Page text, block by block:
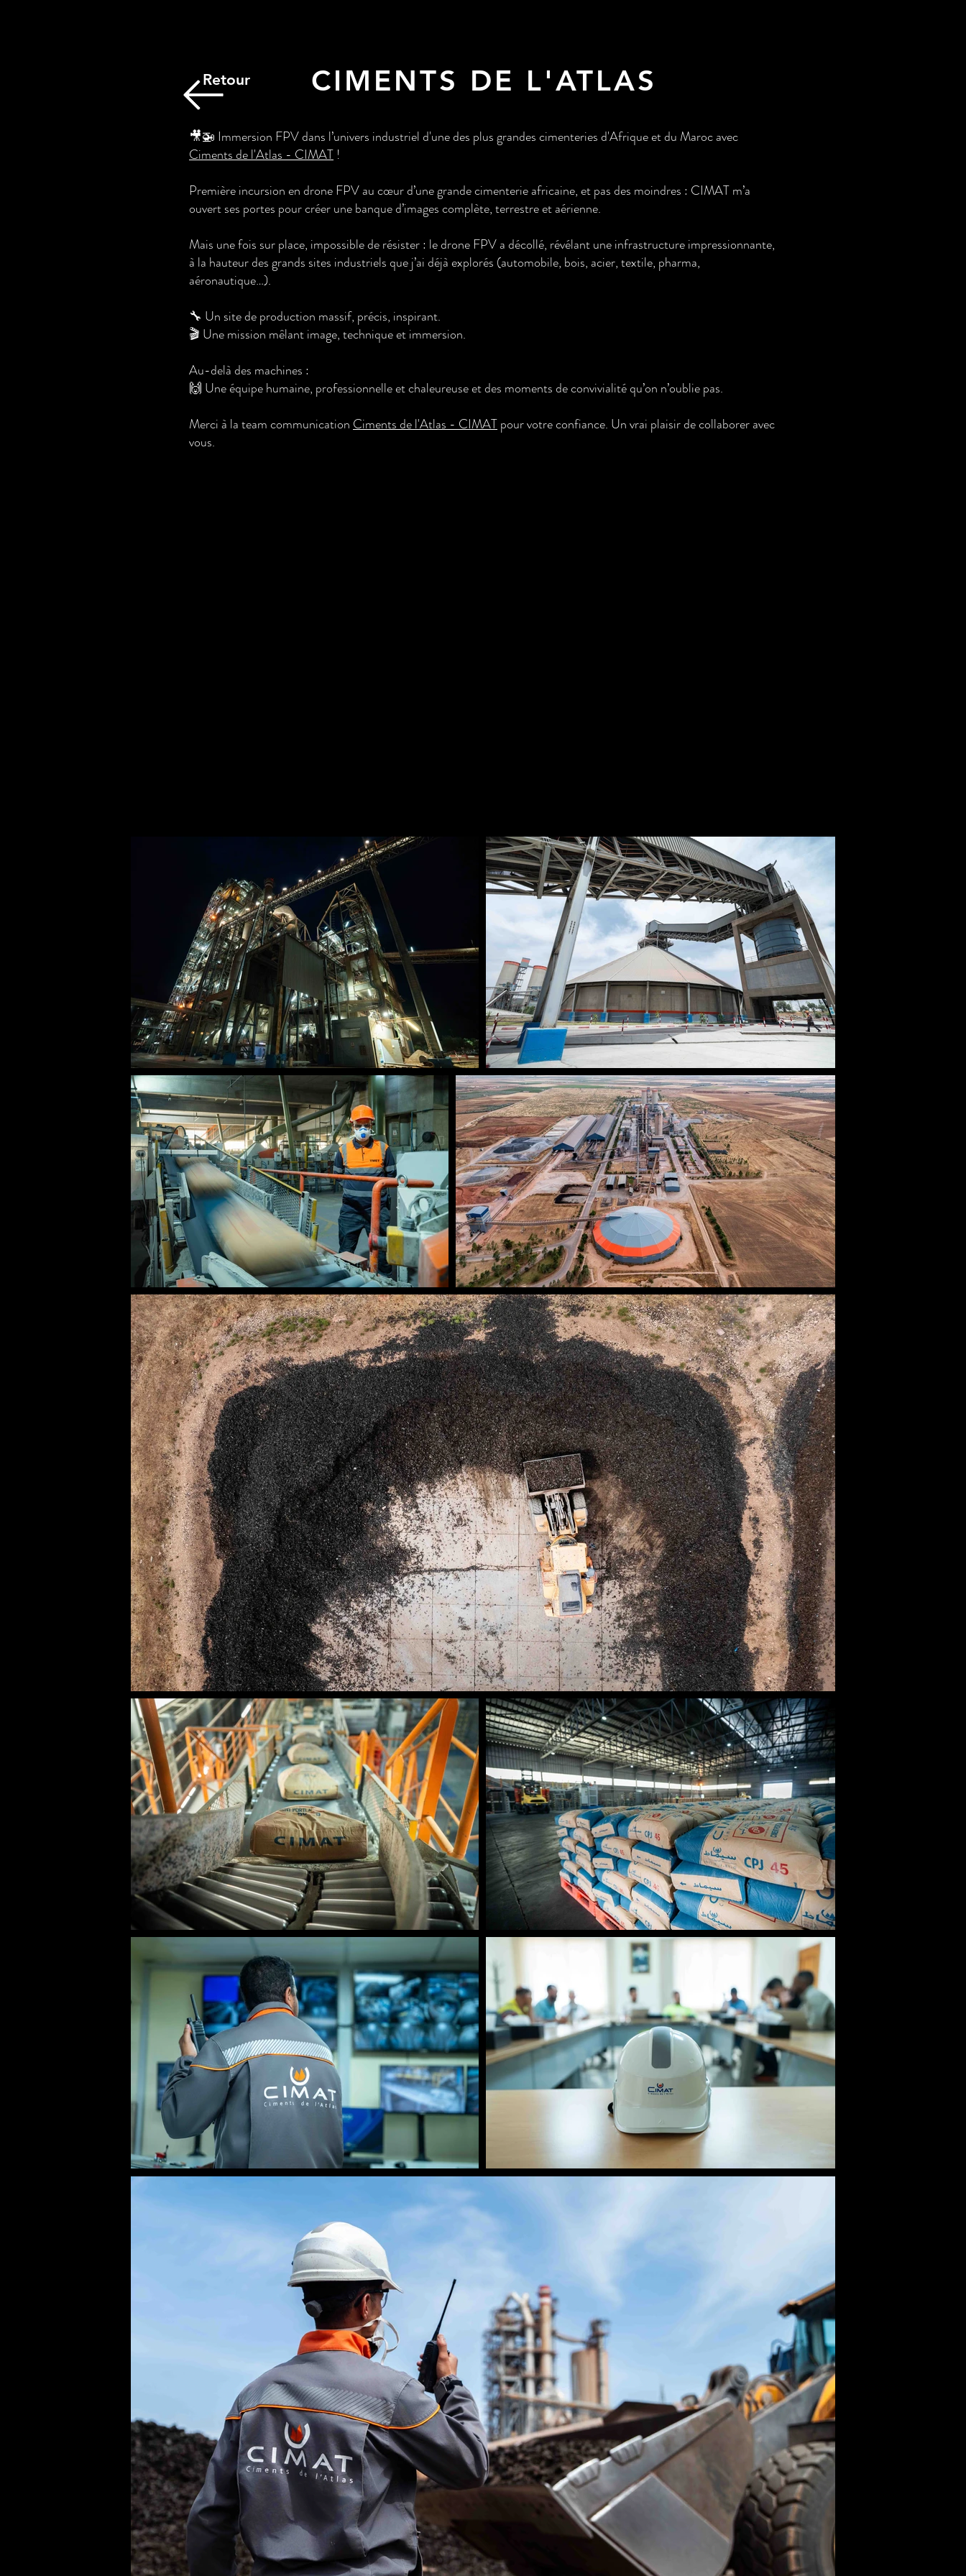
Retour CIMENTS DE L'ATLAS
🎥🚁 Immersion FPV dans l’univers industriel d'une des plus grandes cimenteries d'Afrique et du Maroc avec
Ciments de l'Atlas - CIMAT !
Première incursion en drone FPV au cœur d’une grande cimenterie africaine, et pas des moindres : CIMAT m’a
ouvert ses portes pour créer une banque d’images complète, terrestre et aérienne.
Mais une fois sur place, impossible de résister : le drone FPV a décollé, révélant une infrastructure impressionnante,
à la hauteur des grands sites industriels que j’ai déjà explorés (automobile, bois, acier, textile, pharma,
aéronautique…).
🔧 Un site de production massif, précis, inspirant.
🎬 Une mission mêlant image, technique et immersion.
Au-delà des machines :
🙌 Une équipe humaine, professionnelle et chaleureuse et des moments de convivialité qu’on n’oublie pas.
Merci à la team communication Ciments de l'Atlas - CIMATpour votre confiance. Un vrai plaisir de collaborer avec
vous.